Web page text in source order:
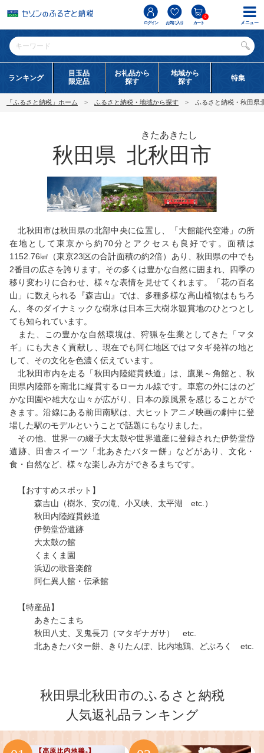
ログイン お気に入り カート
0
ランキング
目玉品
限定品
お礼品から
探す
地域から
探す
特集
「ふるさと納税」ホーム ふるさと納税・地域から探す ふるさと納税・秋田県
秋田県 北秋田市
きたあきたし
北秋田市は秋田県の北部中央に位置し、「大館能代空港」の所
在地として東京から約70分とアクセスも良好です。面積は
1152.76㎢（東京23区の合計面積の約2倍）あり、秋田県の中でも
2番目の広さを誇ります。その多くは豊かな自然に囲まれ、四季の
移り変わりに合わせ、様々な表情を見せてくれます。「花の百名
山」に数えられる『森吉山』では、多種多様な高山植物はもちろ
ん、冬のダイナミックな樹氷は日本三大樹氷観賞地のひとつとし
ても知られています。
また、この豊かな自然環境は、狩猟を生業としてきた「マタ
ギ」にも大きく貢献し、現在でも阿仁地区ではマタギ発祥の地と
して、その文化を色濃く伝えています。
北秋田市内を走る「秋田内陸縦貫鉄道」は、鷹巣～角館と、秋
田県内陸部を南北に縦貫するローカル線です。車窓の外にはのど
かな田園や雄大な山々が広がり、日本の原風景を感じることがで
きます。沿線にある前田南駅は、大ヒットアニメ映画の劇中に登
場した駅のモデルということで話題にもなりました。
その他、世界一の綴子大太鼓や世界遺産に登録された伊勢堂岱
遺跡、田舎スイーツ「北あきたバター餅」などがあり、文化・
食・自然など、様々な楽しみ方ができるまちです。
【おすすめスポット】
森吉山（樹氷、安の滝、小又峡、太平湖 etc.）
秋田内陸縦貫鉄道
伊勢堂岱遺跡
大太鼓の館
くまくま園
浜辺の歌音楽館
阿仁異人館・伝承館
【特産品】
あきたこまち
秋田八丈、叉鬼長刀（マタギナガサ） etc.
北あきたバター餅、きりたんぽ、比内地鶏、どぶろく etc.
秋田県北秋田市のふるさと納税
人気返礼品ランキング
メニュー